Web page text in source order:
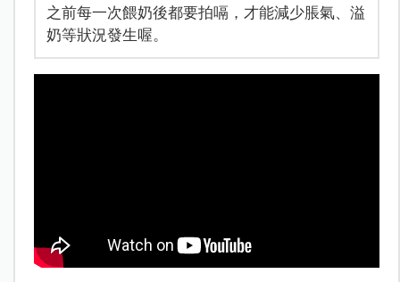
之前每一次餵奶後都要拍嗝，才能減少脹氣、溢
奶等狀況發生喔。